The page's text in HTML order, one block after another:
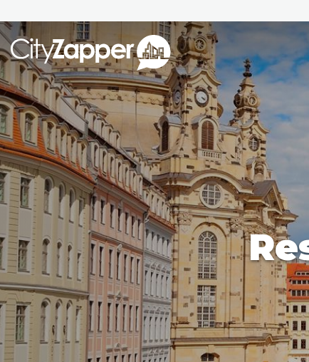
Alle steden
Nederland
België
Duitsland
Europa
Noord-Amerika
Azië
Andere wereldsteden
Uitgelichte bestemmingen
Alle
Parijs Tokio
Florence
Alles